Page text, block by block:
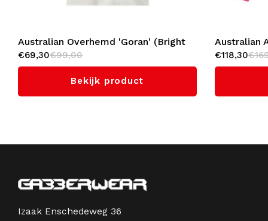
Australian Overhemd 'Goran' (Bright
Red)
€69,30€99,00
Bekijk product
Australian
(Bright
€118,30
Izaak Enschedeweg 36